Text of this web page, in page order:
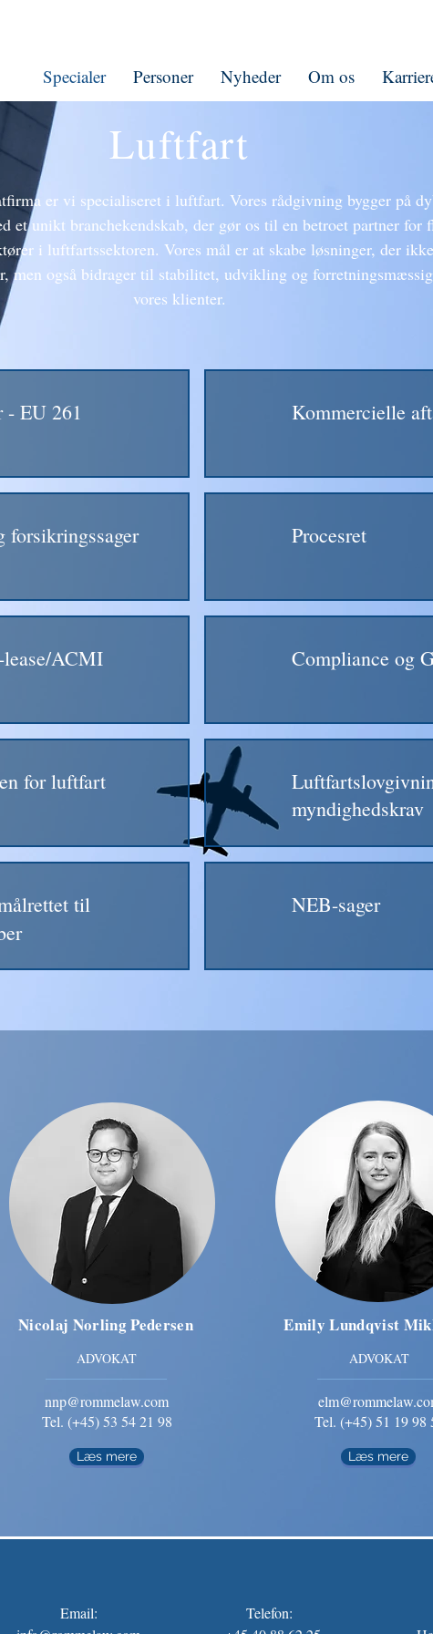
Specialer Personer Nyheder Om os
Luftfart
er vi specialiseret i luftfart. Vores rådgivning bygger på
et unikt branchekendskab, der gør os til en betroet partner for
i luftfartssektoren. Vores mål er at skabe løsninger, der
men også bidrager til stabilitet, udvikling og
vores klienter.
- EU 261
forsikringssager
lease/ACMI
for luftfart
til
Kommercielle
Procesret
Compliance og
myndighedskrav
NEB-sager
Nicolaj Norling Pedersen
ADVOKAT
nnp@rommelaw.com
Tel. (+45) 53 54 21 98
Læs mere
Emily Lundqvist
ADVOKAT
Tel. (+45) 51 19 98
Læs mere
Email:
Telefon: